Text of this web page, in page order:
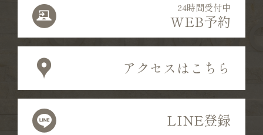
24時間受付中
WEB予約
アクセスはこちら
LINE登録